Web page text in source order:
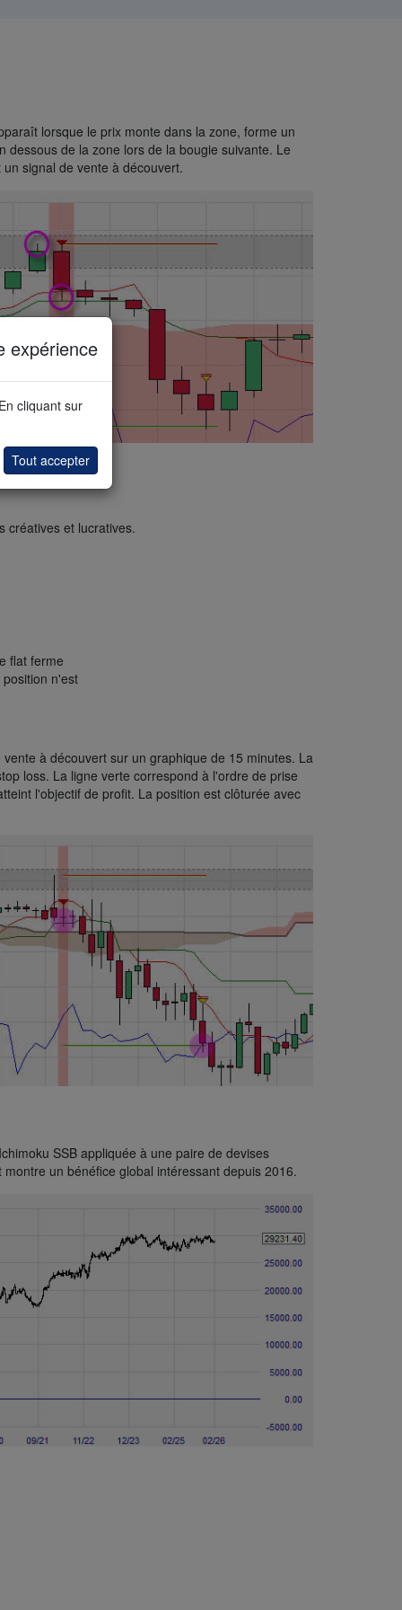
lorsque le prix monte dans la zone, forme un
dessous de la zone lors de la bougie suivante. Le
signal de vente à découvert.
créatives et lucratives.
flat ferme
n'est
à découvert sur un graphique de 15 minutes. La
loss. La ligne verte correspond à l'ordre de prise
l'objectif de profit. La position est clôturée avec
SSB appliquée à une paire de devises
un bénéfice global intéressant depuis 2016.
expérience
cliquant sur
Tout accepter